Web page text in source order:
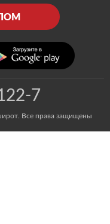
7
Все права защищены